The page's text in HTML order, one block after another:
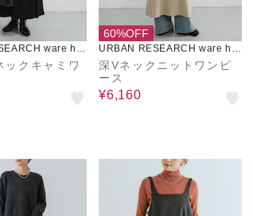
ware ho
ックキャミワ
60%OFF
URBAN RESEARCH ware ho
use
深Vネックニットワンピ
ース
¥6,160